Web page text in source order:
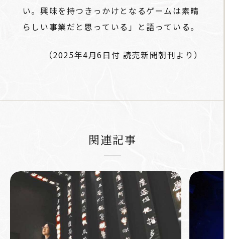
い。興味を持つきっかけとなるゲームは素晴
らしい事業だと思っている」と語っている。
（2025年4月6日付 読売新聞朝刊より）
関連記事